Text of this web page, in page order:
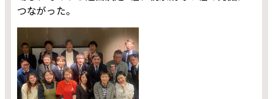
つながった。